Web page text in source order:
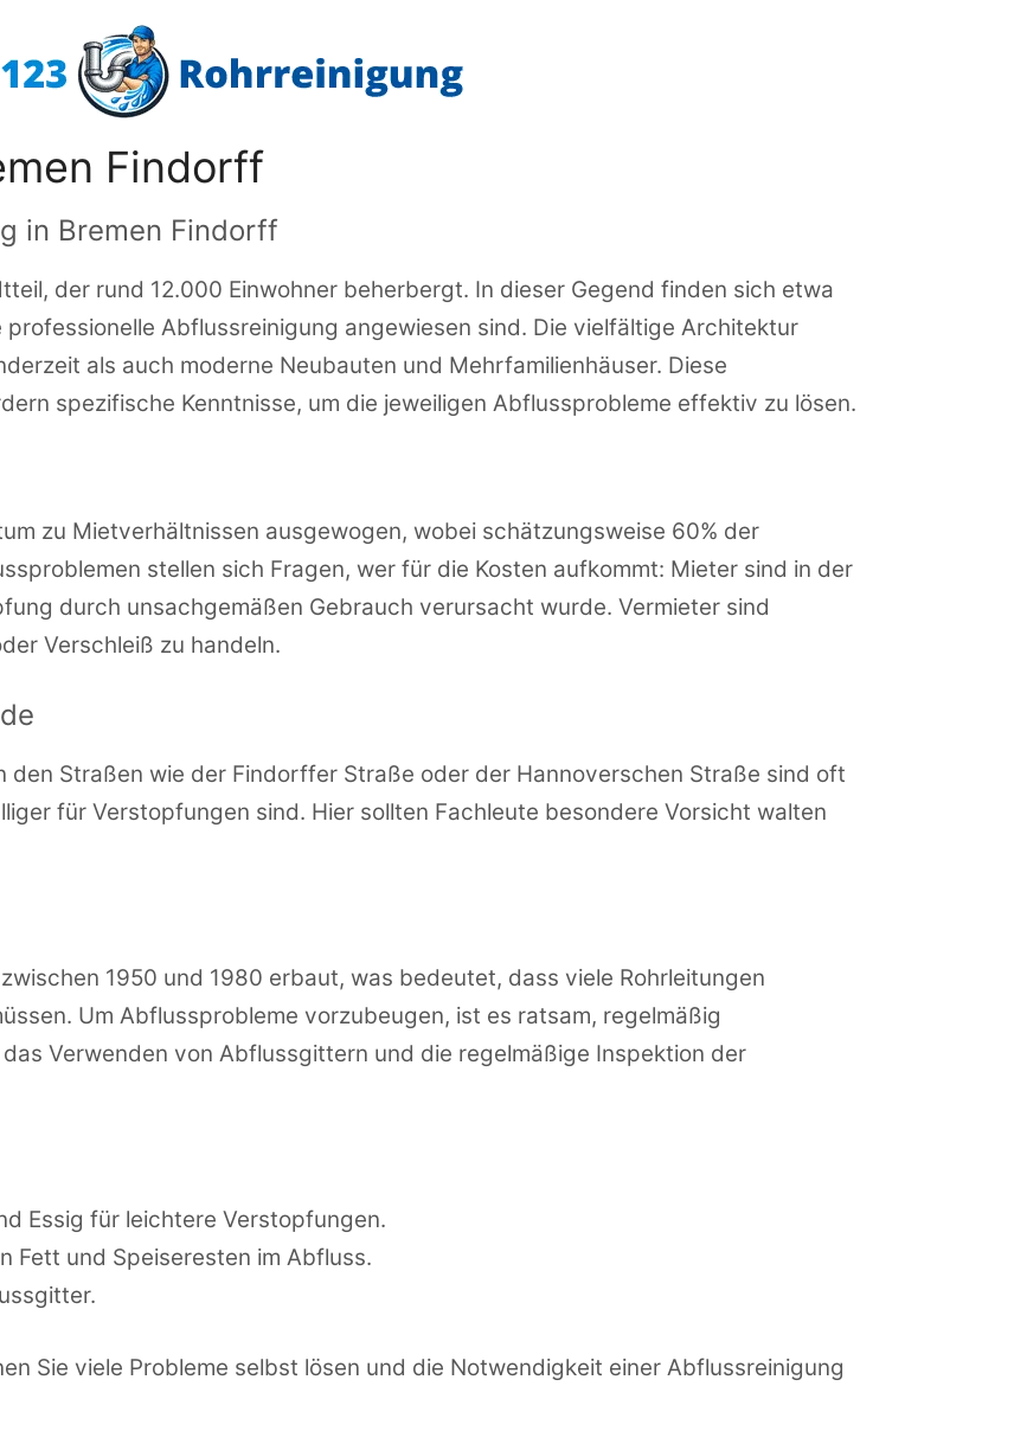
Findorff
in Bremen Findorff
der rund 12.000 Einwohner beherbergt. In dieser Gegend finden sich etwa
Abflussreinigung angewiesen sind. Die vielfältige Architektur
als auch moderne Neubauten und Mehrfamilienhäuser. Diese
spezifische Kenntnisse, um die jeweiligen Abflussprobleme effektiv zu lösen.
zu Mietverhältnissen ausgewogen, wobei schätzungsweise 60% der
stellen sich Fragen, wer für die Kosten aufkommt: Mieter sind in der
durch unsachgemäßen Gebrauch verursacht wurde. Vermieter sind
Verschleiß zu handeln.
den Straßen wie der Findorffer Straße oder der Hannoverschen Straße sind oft
für Verstopfungen sind. Hier sollten Fachleute besondere Vorsicht walten
1950 und 1980 erbaut, was bedeutet, dass viele Rohrleitungen
Um Abflussprobleme vorzubeugen, ist es ratsam, regelmäßig
Verwenden von Abflussgittern und die regelmäßige Inspektion der
Essig für leichtere Verstopfungen.
Fett und Speiseresten im Abfluss.
Sie viele Probleme selbst lösen und die Notwendigkeit einer Abflussreinigung